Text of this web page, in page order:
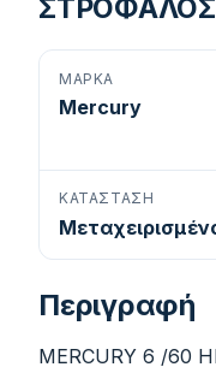
ΣΤΡΟΦΑΛΟΣ
ΜΆΡΚΑ
Mercury
ΚΑΤΆΣΤΑΣΗ
Περιγραφή
MERCURY 6 /60